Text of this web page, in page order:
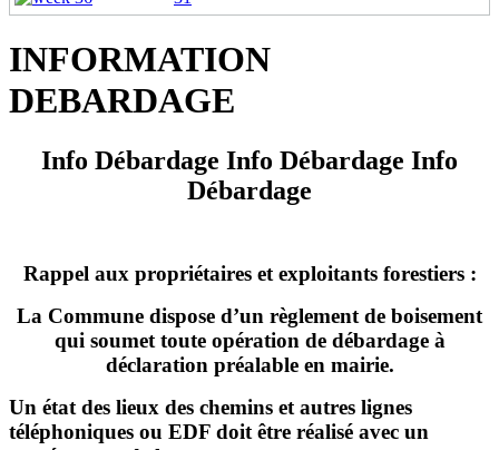
INFORMATION
DEBARDAGE
Info Débardage Info Débardage Info
Débardage
Rappel aux propriétaires et exploitants forestiers :
La Commune dispose d’un règlement de boisement
qui soumet toute opération de débardage à
déclaration préalable en mairie.
Un état des lieux des chemins et autres lignes
téléphoniques ou EDF doit être réalisé avec un